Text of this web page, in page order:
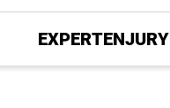
EXPERTENJURY